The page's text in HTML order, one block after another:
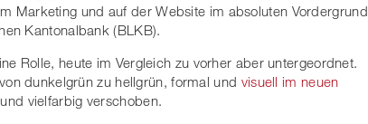
Marketing und auf der Website im absoluten Vordergrund
Kantonalbank (BLKB).
Rolle, heute im Vergleich zu vorher aber untergeordnet.
dunkelgrün zu hellgrün, formal und visuell im neuen
vielfarbig verschoben.